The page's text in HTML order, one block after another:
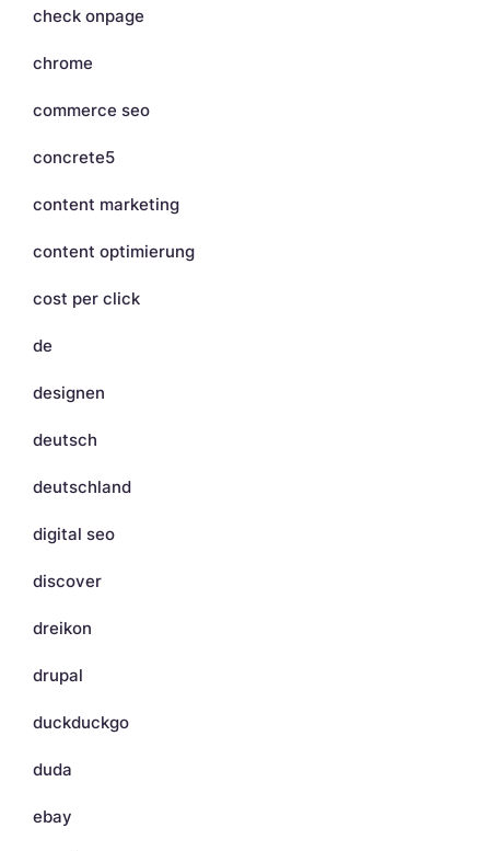
check onpage
chrome
commerce seo
concrete5
content marketing
content optimierung
cost per click
de
designen
deutsch
deutschland
digital seo
discover
dreikon
drupal
duckduckgo
duda
ebay